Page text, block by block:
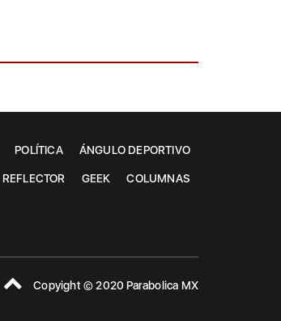
POLÍTICA ÁNGULO DEPORTIVO
REFLECTOR GEEK COLUMNAS
Copyight © 2020 Parabolica MX